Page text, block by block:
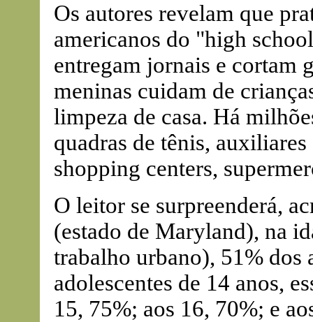
Os autores revelam que
americanos do "high
entregam jornais e cortam
meninas cuidam de
limpeza de casa. Há
quadras de tênis,
shopping centers,
O leitor se surpreenderá,
(estado de Maryland), na
trabalho urbano), 51% dos
adolescentes de 14 anos,
15, 75%; aos 16, 70%; e